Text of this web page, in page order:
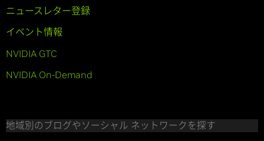
ニュースレター登録
イベント情報
NVIDIA GTC
NVIDIA On-Demand
地域別のブログやソーシャル ネットワークを探す